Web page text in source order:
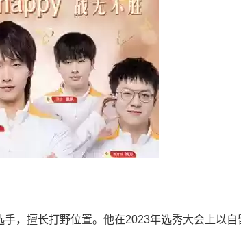
，擅长打野位置。他在2023年选秀大会上以自